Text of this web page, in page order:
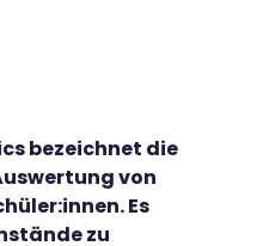
bezeichnet die
von
Es
zu